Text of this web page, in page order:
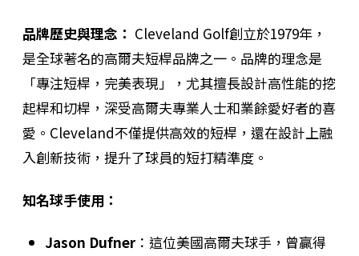
品牌歷史與理念： Cleveland Golf創立於1979年，
是全球著名的高爾夫短桿品牌之一。品牌的理念是
「專注短桿，完美表現」，尤其擅長設計高性能的挖
起桿和切桿，深受高爾夫專業人士和業餘愛好者的喜
愛。Cleveland不僅提供高效的短桿，還在設計上融
入創新技術，提升了球員的短打精準度。
知名球手使用：
Jason Dufner ：這位美國高爾夫球手，曾贏得